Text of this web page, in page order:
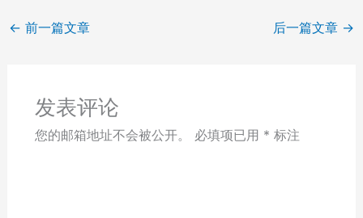
← 前一篇文章 后一篇文章 →
发表评论
您的邮箱地址不会被公开。 必填项已用 * 标注